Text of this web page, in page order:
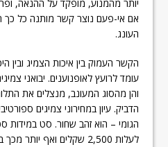
יותר מהמנוע, מופקד על ההנאה,
אם אי-פעם נוצר קשר מותנה כל כך
העונג.
הקשר העמוק בין איכות הצמיג ובין
עומד לרועץ לאופנוענים. יבואני
והן מהסוג המעונב, מנצלים את
הדביק. עיון במחירוני צמיגים
הגומי – הוא זהב שחור. סט במידות
לעלות 2,500 שקלים ואף